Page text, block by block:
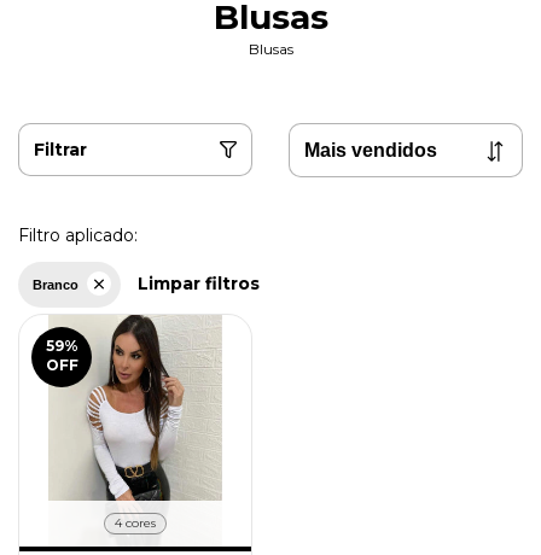
Blusas
Blusas
Filtrar
Filtro aplicado:
Branco Limpar filtros
59%
OFF
4 cores